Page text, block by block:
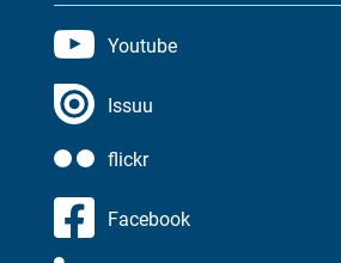
Youtube
Issuu
flickr
Facebook